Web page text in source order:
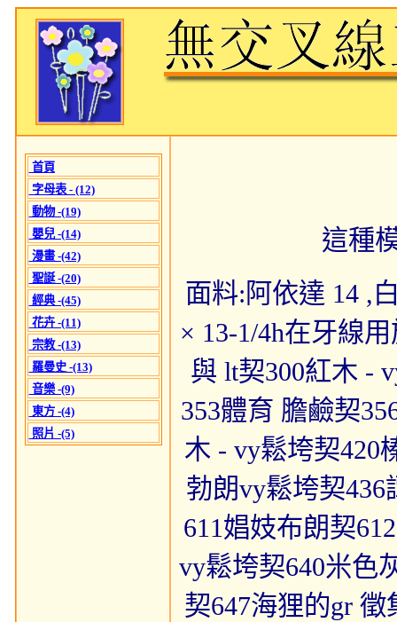
首頁
字母表 - (12)
動物 -(19)
嬰兒 -(14)
漫畫 -(42)
聖誕 -(20)
經典 -(45)
花卉 -(11)
宗教 -(13)
羅曼史 -(13)
音樂 -(9)
東方 -(4)
照片 -(5)
這種
面料:阿依達 14 ,
× 13-1/4h在牙線
與 lt契300紅木 -
353體育 膽鹼契
木 - vy鬆垮契420
勃朗vy鬆垮契436
611娼妓布朗契
vy鬆垮契640米色
契647海狸的gr